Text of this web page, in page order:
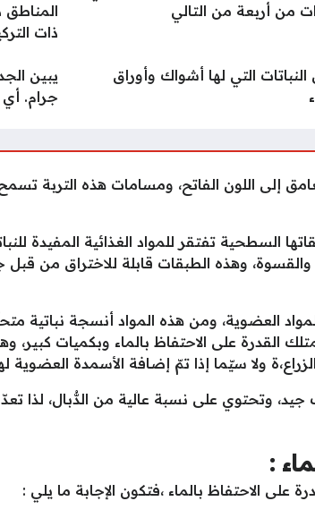
من أربعة من التالي
المناطق
ذات
التي لها أشواك وأوراق
يبين
جرام. أي
إلى اللون الفاتح، ومسامات هذه التربة
السطحية تفتقر للمواد الغذائية المفيدة
وهذه الطبقات قابلة للاختراق من
العضوية، ومن هذه المواد أنسجة نباتية
القدرة على الاحتفاظ بالماء وبكميات كبير،
ولا سيّما إذا تمّ إضافة الأسمدة العضوية
وتحتوي على نسبة عالية من الدُّبال، لذا تعدّ
:
على الاحتفاظ بالماء ،فتكون الإجابة ما يلي :